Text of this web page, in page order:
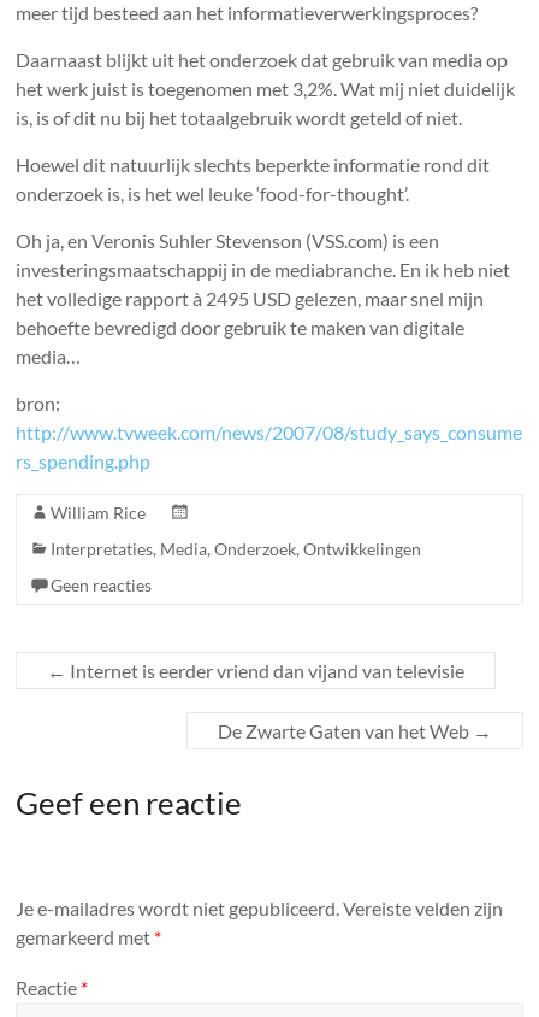
meer tijd besteed aan het informatieverwerkingsproces?
Daarnaast blijkt uit het onderzoek dat gebruik van media op
het werk juist is toegenomen met 3,2%. Wat mij niet duidelijk
is, is of dit nu bij het totaalgebruik wordt geteld of niet.
Hoewel dit natuurlijk slechts beperkte informatie rond dit
onderzoek is, is het wel leuke ‘food-for-thought’.
Oh ja, en Veronis Suhler Stevenson (VSS.com) is een
investeringsmaatschappij in de mediabranche. En ik heb niet
het volledige rapport à 2495 USD gelezen, maar snel mijn
behoefte bevredigd door gebruik te maken van digitale
media…
bron:
http://www.tvweek.com/news/2007/08/study_says_consume
rs_spending.php
William Rice
Interpretaties, Media,Onderzoek,Ontwikkelingen
Geen reacties
← Internet is eerder vriend dan vijand van televisie
De Zwarte Gaten van het Web →
Geef een reactie
Je e-mailadres wordt niet gepubliceerd.Vereiste velden zijn
gemarkeerd met *
Reactie *